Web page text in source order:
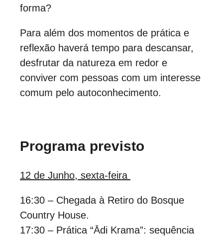
forma?
Para além dos momentos de prática e
reflexão haverá tempo para descansar,
desfrutar da natureza em redor e
conviver com pessoas com um interesse
comum pelo autoconhecimento.
Programa previsto
12 de Junho, sexta-feira
16:30 – Chegada à Retiro do Bosque
Country House.
17:30 – Prática “Ādi Krama”: sequência